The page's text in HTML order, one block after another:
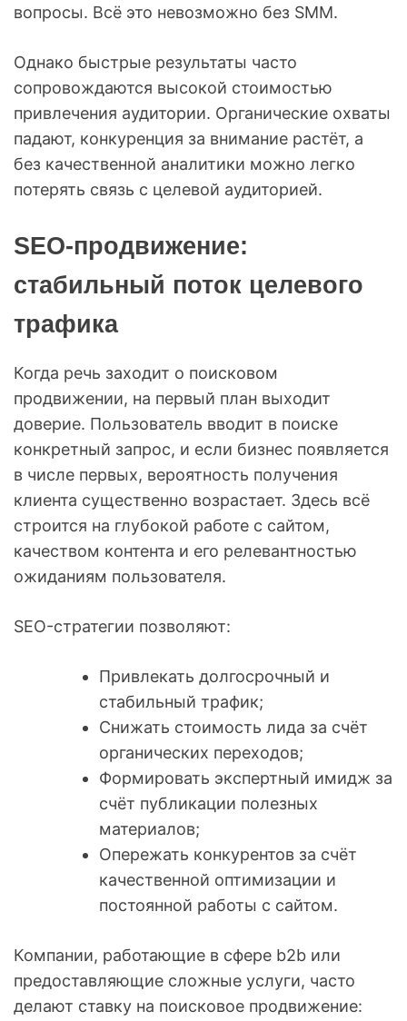
вопросы. Всё это невозможно без SMM.
Однако быстрые результаты часто
сопровождаются высокой стоимостью
привлечения аудитории. Органические охваты
падают, конкуренция за внимание растёт, а
без качественной аналитики можно легко
потерять связь с целевой аудиторией.
SEO-продвижение:
стабильный поток целевого
трафика
Когда речь заходит о поисковом
продвижении, на первый план выходит
доверие. Пользователь вводит в поиске
конкретный запрос, и если бизнес появляется
в числе первых, вероятность получения
клиента существенно возрастает. Здесь всё
строится на глубокой работе с сайтом,
качеством контента и его релевантностью
ожиданиям пользователя.
SEO-стратегии позволяют:
Привлекать долгосрочный и
стабильный трафик;
Снижать стоимость лида за счёт
органических переходов;
Формировать экспертный имидж за
счёт публикации полезных
материалов;
Опережать конкурентов за счёт
качественной оптимизации и
постоянной работы с сайтом.
Компании, работающие в сфере b2b или
предоставляющие сложные услуги, часто
делают ставку на поисковое продвижение: